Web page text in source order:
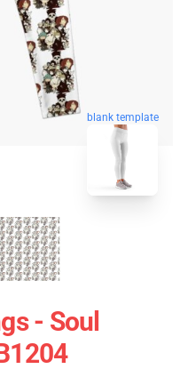
blank template
- Soul